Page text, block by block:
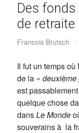
Des
de retraite
Francois Brutsch -
Il fut un temps
de la « deuxième
est
quelque chose
dansLe Monde
souverains à la